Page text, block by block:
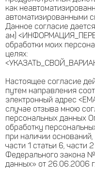
как
автоматизированными
Данное согласие
ам)
обработки моих
целях:
Настоящее согласие
путем направления
электронный адрес
случае отзыва мною
персональных данных
обработку
при наличии
части 1 статьи 6, части
Федерального закона
данных» от 26.06.2006 г.